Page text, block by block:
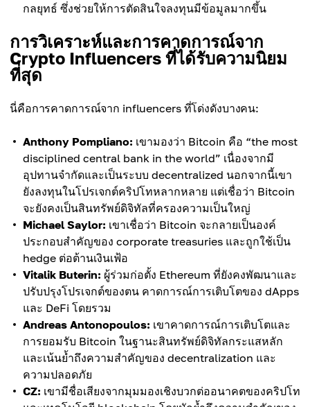
กลยุทธ์ ซึ่งช่วยให้การตัดสินใจลงทุนมีข้อมูลมากขึ้น
การวิเคราะห์และการคาดการณ์จาก
Crypto Influencers ที่ได้รับความนิยม
ที่สุด
นี่คือการคาดการณ์จาก influencers ที่โด่งดังบางคน:
Anthony Pompliano: เขามองว่า Bitcoin คือ “the most
disciplined central bank in the world” เนื่องจากมี
อุปทานจำกัดและเป็นระบบ decentralized นอกจากนี้เขา
ยังลงทุนในโปรเจกต์คริปโทหลากหลาย แต่เชื่อว่า Bitcoin
จะยังคงเป็นสินทรัพย์ดิจิทัลที่ครองความเป็นใหญ่
Michael Saylor: เขาเชื่อว่า Bitcoin จะกลายเป็นองค์
ประกอบสำคัญของ corporate treasuries และถูกใช้เป็น
hedge ต่อต้านเงินเฟ้อ
Vitalik Buterin: ผู้ร่วมก่อตั้ง Ethereum ที่ยังคงพัฒนาและ
ปรับปรุงโปรเจกต์ของตน คาดการณ์การเติบโตของ dApps
และ DeFi โดยรวม
Andreas Antonopoulos: เขาคาดการณ์การเติบโตและ
การยอมรับ Bitcoin ในฐานะสินทรัพย์ดิจิทัลกระแสหลัก
และเน้นย้ำถึงความสำคัญของ decentralization และ
ความปลอดภัย
CZ: เขามีชื่อเสียงจากมุมมองเชิงบวกต่ออนาคตของคริปโท